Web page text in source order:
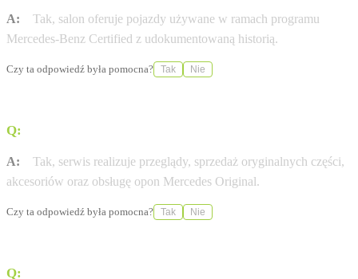
A:
Tak, salon oferuje pojazdy używane w ramach programu
Mercedes-Benz Certified z udokumentowaną historią.
Czy ta odpowiedź była pomocna? Tak Nie
Q:
A:
Tak, serwis realizuje przeglądy, sprzedaż oryginalnych części,
akcesoriów oraz obsługę opon Mercedes Original.
Czy ta odpowiedź była pomocna? Tak Nie
Q: